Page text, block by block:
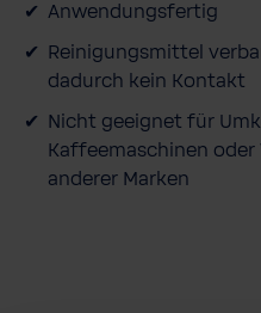
Anwendungsfertig
Reinigungsmittel
dadurch kein Kontakt
Nicht geeignet für
Kaffeemaschinen oder
anderer Marken